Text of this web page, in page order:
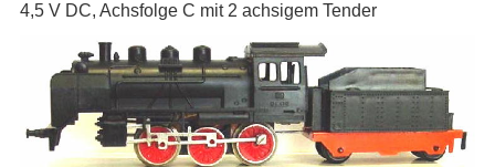
4,5 V DC, Achsfolge C mit 2 achsigem Tender